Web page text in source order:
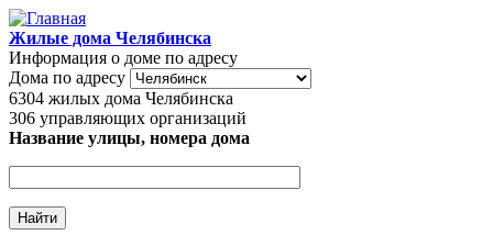
Перейти к основному содержанию
Жилые дома Челябинска
Информация о доме по адресу
Дома по адресу
6304 жилых дома Челябинска
306 управляющих организаций
Название улицы, номера дома